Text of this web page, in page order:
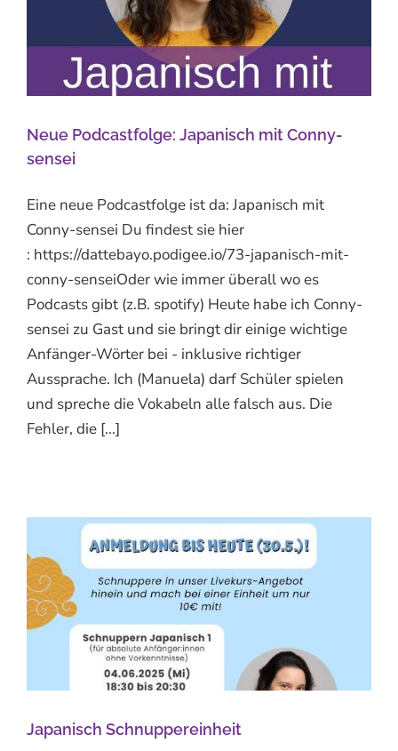
Neue Podcastfolge: Japanisch mit Conny-
sensei
Eine neue Podcastfolge ist da: Japanisch mit
Conny-sensei Du findest sie hier
: https://dattebayo.podigee.io/73-japanisch-mit-
conny-senseiOder wie immer überall wo es
Podcasts gibt (z.B. spotify) Heute habe ich Conny-
sensei zu Gast und sie bringt dir einige wichtige
Anfänger-Wörter bei - inklusive richtiger
Aussprache. Ich (Manuela) darf Schüler spielen
und spreche die Vokabeln alle falsch aus. Die
Fehler, die [...]
Japanisch Schnuppereinheit